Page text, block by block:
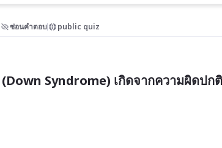
ซ่อนคำตอบ public quiz